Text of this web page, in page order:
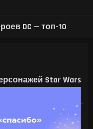
DC — топ-10
Star Wars
энтузиаст
V100 в игровой